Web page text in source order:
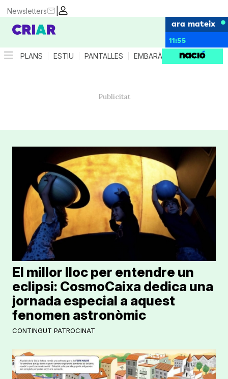
|
Newsletters
ara mateix
11:55
PLANS ESTIU PANTALLES EMBARÀS CRIANÇA
CONTINGUT PATROCINAT
El millor lloc per entendre un
eclipsi: CosmoCaixa dedica una
jornada especial a aquest
fenomen astronòmic